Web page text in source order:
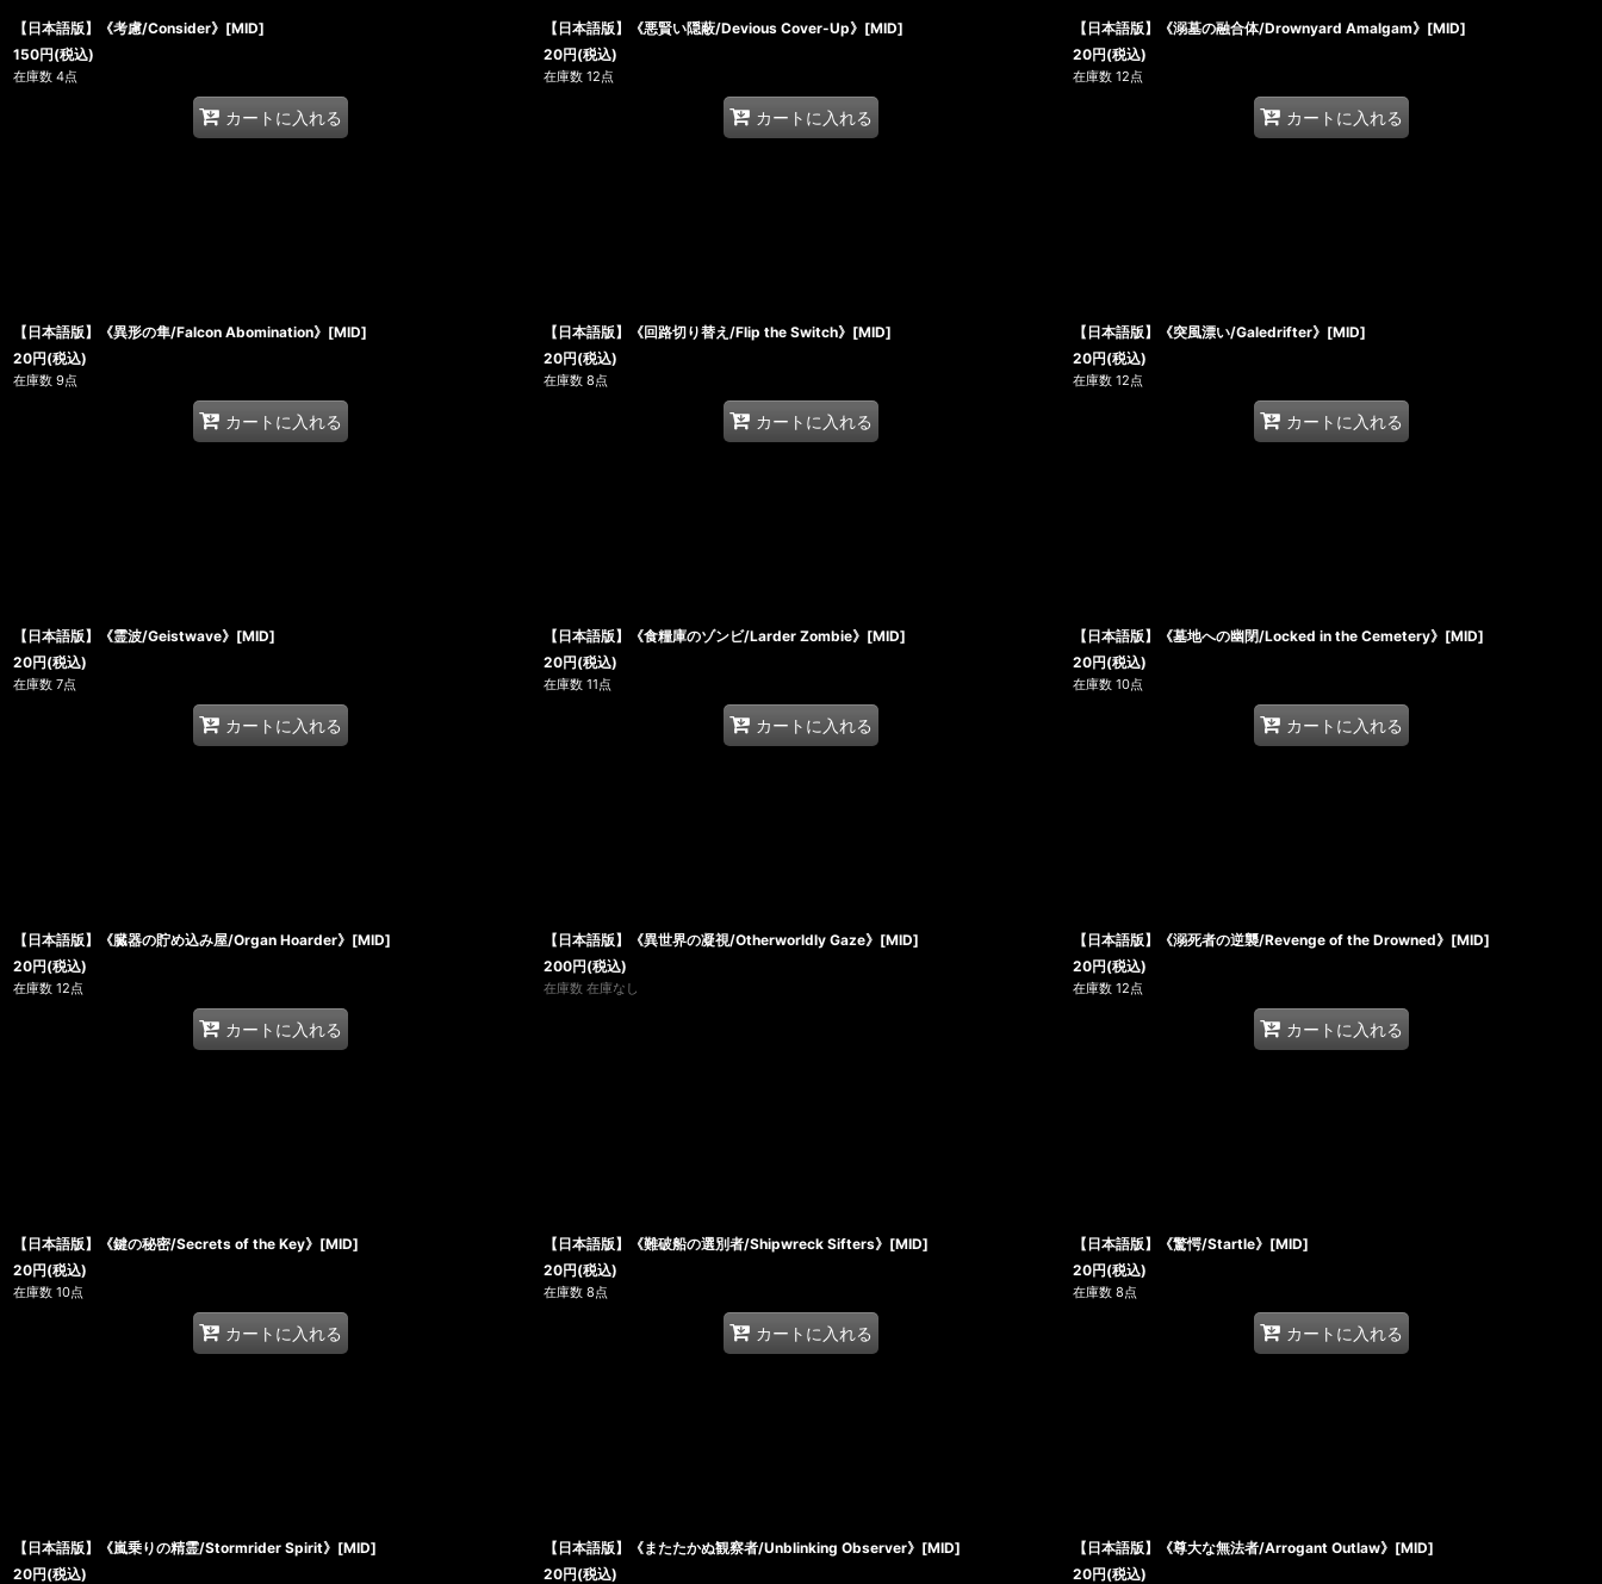
【日本語版】《考慮/Consider》[MID]
150円(税込)
在庫数 4点
カートに入れる
【日本語版】《悪賢い隠蔽/Devious Cover-Up》[MID]
20円(税込)
在庫数 12点
カートに入れる
【日本語版】《溺墓の融合体/Drownyard Amalgam》[MID]
20円(税込)
在庫数 12点
カートに入れる
【日本語版】《異形の隼/Falcon Abomination》[MID]
20円(税込)
在庫数 9点
カートに入れる
【日本語版】《回路切り替え/Flip the Switch》[MID]
20円(税込)
在庫数 8点
カートに入れる
【日本語版】《突風漂い/Galedrifter》[MID]
20円(税込)
在庫数 12点
カートに入れる
【日本語版】《霊波/Geistwave》[MID]
20円(税込)
在庫数 7点
カートに入れる
【日本語版】《食糧庫のゾンビ/Larder Zombie》[MID]
20円(税込)
在庫数 11点
カートに入れる
【日本語版】《墓地への幽閉/Locked in the Cemetery》[MID]
20円(税込)
在庫数 10点
カートに入れる
【日本語版】《臓器の貯め込み屋/Organ Hoarder》[MID]
20円(税込)
在庫数 12点
カートに入れる
【日本語版】《異世界の凝視/Otherworldly Gaze》[MID]
200円(税込)
在庫数 在庫なし
【日本語版】《溺死者の逆襲/Revenge of the Drowned》[MID]
20円(税込)
在庫数 12点
カートに入れる
【日本語版】《鍵の秘密/Secrets of the Key》[MID]
20円(税込)
在庫数 10点
カートに入れる
【日本語版】《難破船の選別者/Shipwreck Sifters》[MID]
20円(税込)
在庫数 8点
カートに入れる
【日本語版】《驚愕/Startle》[MID]
20円(税込)
在庫数 8点
カートに入れる
【日本語版】《嵐乗りの精霊/Stormrider Spirit》[MID]
20円(税込)
【日本語版】《またたかぬ観察者/Unblinking Observer》[MID]
20円(税込)
【日本語版】《尊大な無法者/Arrogant Outlaw》[MID]
20円(税込)